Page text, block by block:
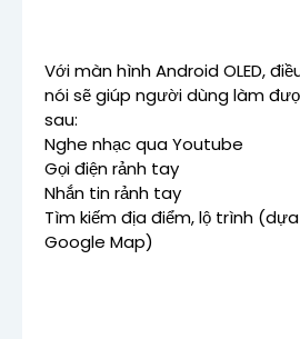
Với màn hình Android OLED,
nói sẽ giúp người dùng làm
sau:
Nghe nhạc qua Youtube
Gọi điện rảnh tay
Nhắn tin rảnh tay
Tìm kiếm địa điểm, lộ trình
Google Map)